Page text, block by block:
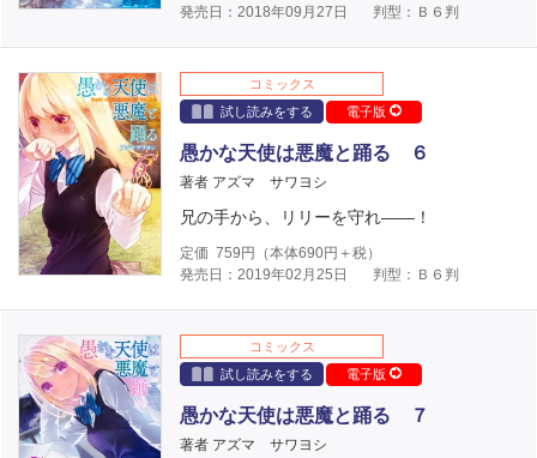
発売日：2018年09月27日
判型：Ｂ６判
コミックス
試し読みをする
電子版
愚かな天使は悪魔と踊る ６
著者 アズマ サワヨシ
兄の手から、リリーを守れ――！
定価 759 円（本体690円＋税）
発売日：2019年02月25日
判型：Ｂ６判
コミックス
試し読みをする
電子版
愚かな天使は悪魔と踊る ７
著者 アズマ サワヨシ